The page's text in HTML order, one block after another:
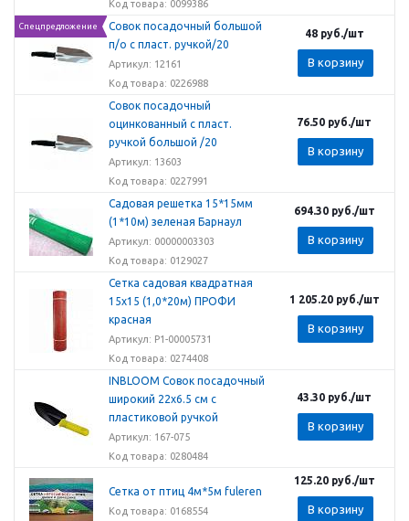
Код товара: 0099386
Спецпредложение
Совок посадочный большой
п/о с пласт. ручкой/20
Артикул: 12161
Код товара: 0226988
48руб./шт
В корзину
Совок посадочный
оцинкованный с пласт.
ручкой большой /20
Артикул: 13603
Код товара: 0227991
76.50 руб./шт
В корзину
Садовая решетка 15*15мм
(1*10м) зеленая Барнаул
Артикул: 00000003303
Код товара: 0129027
694.30руб./шт
В корзину
Сетка садовая квадратная
15х15 (1,0*20м) ПРОФИ
красная
Артикул: Р1-00005731
Код товара: 0274408
1 205.20руб./шт
В корзину
INBLOOM Совок посадочный
широкий 22x6.5 см с
пластиковой ручкой
Артикул: 167-075
Код товара: 0280484
43.30 руб./шт
В корзину
Сетка от птиц 4м*5м fuleren
Код товара: 0168554
125.20руб./шт
В корзину